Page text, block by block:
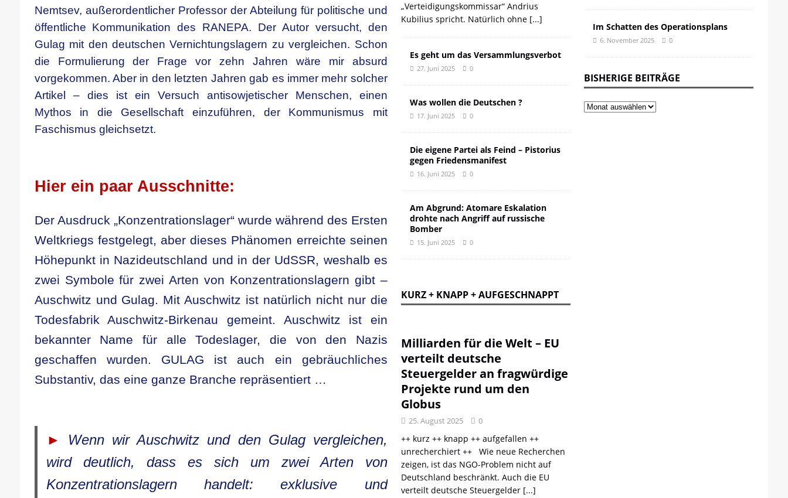
Nemtsev, außerordentlicher Professor der Abteilung für politische und
öffentliche Kommunikation des RANEPA. Der Autor versucht, den
Gulag mit den deutschen Vernichtungslagern zu vergleichen. Schon
die Formulierung der Frage vor zehn Jahren wäre mir absurd
vorgekommen. Aber in den letzten Jahren gab es immer mehr solcher
Artikel – dies ist ein Versuch antisowjetischer Menschen, einen
Mythos in die Gesellschaft einzuführen, der Kommunismus mit
Faschismus gleichsetzt.
Hier ein paar Ausschnitte:
Der Ausdruck „Konzentrationslager“ wurde während des Ersten
Weltkriegs festgelegt, aber dieses Phänomen erreichte seinen
Höhepunkt in Nazideutschland und in der UdSSR, weshalb es
zwei Symbole für zwei Arten von Konzentrationslagern gibt –
Auschwitz und Gulag. Mit Auschwitz ist natürlich nicht nur die
Todesfabrik Auschwitz-Birkenau gemeint. Auschwitz ist ein
bekannter Name für alle Todeslager, die von den Nazis
geschaffen wurden. GULAG ist auch ein gebräuchliches
Substantiv, das eine ganze Branche repräsentiert …
► Wenn wir Auschwitz und den Gulag vergleichen,
wird deutlich, dass es sich um zwei Arten von
Konzentrationslagern handelt: exklusive und
„Verteidigungskommissar“ Andrius
Kubilius spricht. Natürlich ohne [...]
Es geht um das Versammlungsverbot
27. Juni 2025 0
Was wollen die Deutschen ?
17. Juni 2025 0
Die eigene Partei als Feind – Pistorius
gegen Friedensmanifest
16. Juni 2025 0
Am Abgrund: Atomare Eskalation
drohte nach Angriff auf russische
Bomber
15. Juni 2025 0
KURZ + KNAPP + AUFGESCHNAPPT
Milliarden für die Welt – EU
verteilt deutsche
Steuergelder an fragwürdige
Projekte rund um den
Globus
25. August 2025 0
++ kurz ++ knapp ++ aufgefallen ++
unrecherchiert ++ Wie neue Recherchen
zeigen, ist das NGO-Problem nicht auf
Deutschland beschränkt. Auch die EU
verteilt deutsche Steuergelder [...]
Im Schatten des Operationsplans
6. November 2025 0
BISHERIGE BEITRÄGE